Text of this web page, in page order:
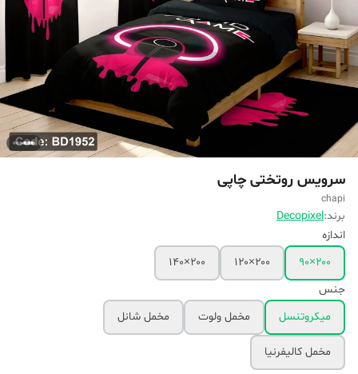
سرویس روتختی چاپی
chapi
برند:Decopixel
اندازه
۲۰۰×۹۰
۲۰۰×۱۲۰
۲۰۰×۱۴۰
جنس
میکروتنسل
مخمل ولوت مخمل شانل
مخمل کالیفرنیا